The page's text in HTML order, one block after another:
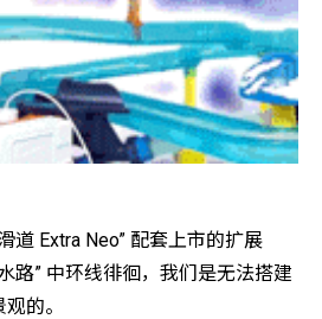
道 Extra Neo” 配套上市的扩展
路” 中环线徘徊，我们是无法搭建
的。